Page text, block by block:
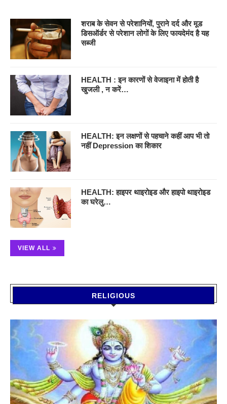
शराब के सेवन से परेशानियों, पुराने दर्द और मूड
डिसऑर्डर से परेशान लोगों के लिए फायदेमंद है यह
सब्जी
HEALTH : इन कारणों से वेजाइना में होती है
खुजली , न करें…
HEALTH: इन लक्षणों से पहचाने कहीं आप भी तो
नहीं Depression का शिकार
HEALTH: हाइपर थाइरोइड और हाइपो थाइरोइड
का घरेलु…
VIEW ALL
RELIGIOUS